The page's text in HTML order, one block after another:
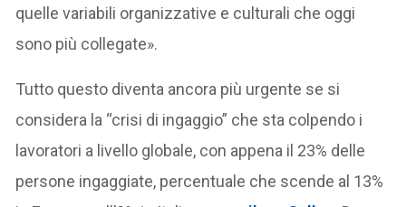
quelle variabili organizzative e culturali che oggi
sono più collegate».
Tutto questo diventa ancora più urgente se si
considera la “crisi di ingaggio” che sta colpendo i
lavoratori a livello globale, con appena il 23% delle
persone ingaggiate, percentuale che scende al 13%